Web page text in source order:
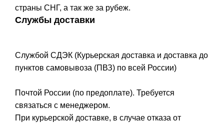
страны СНГ, а так же за рубеж.
Службы доставки
Службой СДЭК (Курьерская доставка и доставка до
пунктов самовывоза (ПВЗ) по всей России)
Почтой России (по предоплате). Требуется
связаться с менеджером.
При курьерской доставке, в случае отказа от